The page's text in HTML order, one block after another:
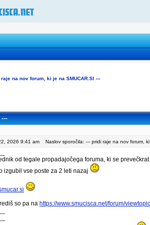
na nov forum, ki je na SMUCAR.SI ---
---
2026 9:41 am
Naslov sporočila: --- pridi raje na nov forum,
od tegale propadajočega foruma, ki se
izgubil vse poste za 2 leti nazaj
so pa na https://www.smucisca.net/forum/